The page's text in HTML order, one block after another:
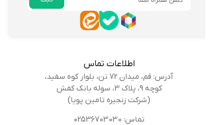
اطلاعات تماس
آدرس: قم، میدان 72 تن، بلوار کوه سفید،
کوچه 9، پلاک 3، سوله بانک کفش
(شرکت زنجیره تامین پویا)
تماس: 02536703030